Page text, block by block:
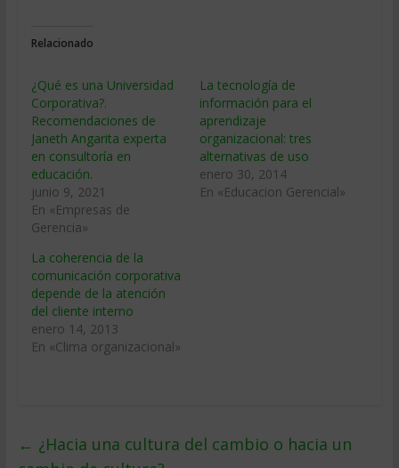
Relacionado
¿Qué es una Universidad
Corporativa?.
Recomendaciones de
Janeth Angarita experta
en consultoría en
educación.
junio 9, 2021
En «Empresas de
Gerencia»
La tecnología de
información para el
aprendizaje
organizacional: tres
alternativas de uso
enero 30, 2014
En «Educacion Gerencial»
La coherencia de la
comunicación corporativa
depende de la atención
del cliente interno
enero 14, 2013
En «Clima organizacional»
← ¿Hacia una cultura del cambio o hacia un